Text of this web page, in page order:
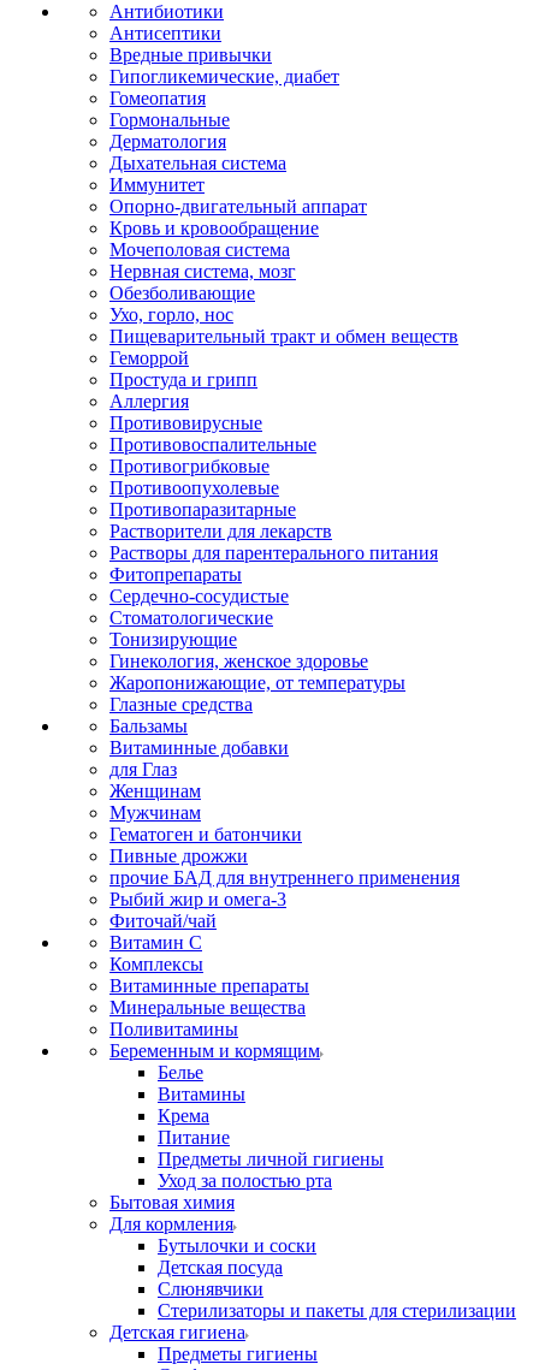
Антибиотики
Антисептики
Вредные привычки
Гипогликемические, диабет
Гомеопатия
Гормональные
Дерматология
Дыхательная система
Иммунитет
Опорно-двигательный аппарат
Кровь и кровообращение
Мочеполовая система
Нервная система, мозг
Обезболивающие
Ухо, горло, нос
Пищеварительный тракт и обмен веществ
Геморрой
Простуда и грипп
Аллергия
Противовирусные
Противовоспалительные
Противогрибковые
Противоопухолевые
Противопаразитарные
Растворители для лекарств
Растворы для парентерального питания
Фитопрепараты
Сердечно-сосудистые
Стоматологические
Тонизирующие
Гинекология, женское здоровье
Жаропонижающие, от температуры
Глазные средства
Бальзамы
Витаминные добавки
для Глаз
Женщинам
Мужчинам
Гематоген и батончики
Пивные дрожжи
прочие БАД для внутреннего применения
Рыбий жир и омега-3
Фиточай/чай
Витамин С
Комплексы
Витаминные препараты
Минеральные вещества
Поливитамины
Беременным и кормящим
Белье
Витамины
Крема
Питание
Предметы личной гигиены
Уход за полостью рта
Бытовая химия
Для кормления
Бутылочки и соски
Детская посуда
Слюнявчики
Стерилизаторы и пакеты для стерилизации
Детская гигиена
Предметы гигиены